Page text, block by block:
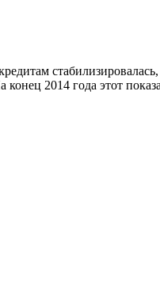
конец 2014 года этот